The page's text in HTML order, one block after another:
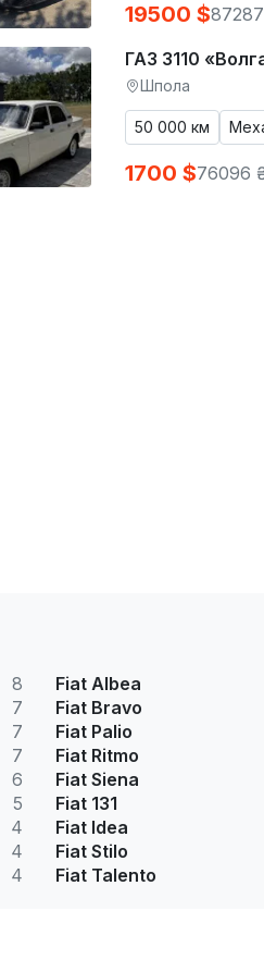
19500 $
ГАЗ 3110
Шпола
50 000 км
1700 $76096
8
7
7
7
6
5
4
4
4
Fiat Albea
Fiat Bravo
Fiat Palio
Fiat Ritmo
Fiat Siena
Fiat 131
Fiat Idea
Fiat Stilo
Fiat Talento